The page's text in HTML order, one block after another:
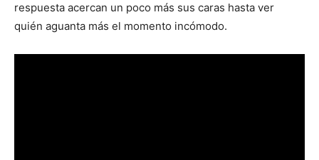
respuesta acercan un poco más sus caras hasta ver
quién aguanta más el momento incómodo.